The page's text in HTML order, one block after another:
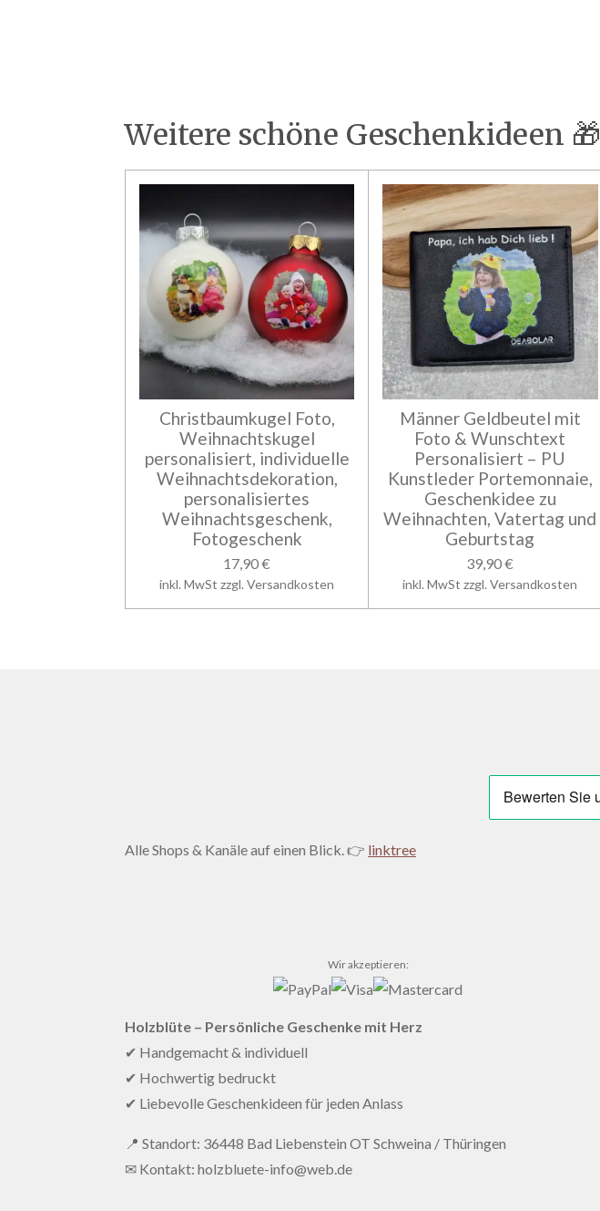
Weitere schöne Geschenkideen 🎁
Christbaumkugel Foto,
Weihnachtskugel
personalisiert, individuelle
Weihnachtsdekoration,
personalisiertes
Weihnachtsgeschenk,
Fotogeschenk
17,90 €
inkl. MwSt zzgl. Versandkosten
Männer Geldbeutel mit
Foto & Wunschtext
Personalisiert – PU
Kunstleder Portemonnaie,
Geschenkidee zu
Weihnachten, Vatertag und
Geburtstag
39,90 €
inkl. MwSt zzgl. Versandkosten
Alle Shops & Kanäle auf einen Blick. 👉 linktree
Wir akzeptieren:
Holzblüte – Persönliche Geschenke mit Herz
✔ Handgemacht & individuell
✔ Hochwertig bedruckt
✔ Liebevolle Geschenkideen für jeden Anlass
📍 Standort: 36448 Bad Liebenstein OT Schweina / Thüringen
✉ Kontakt: holzbluete-info@web.de